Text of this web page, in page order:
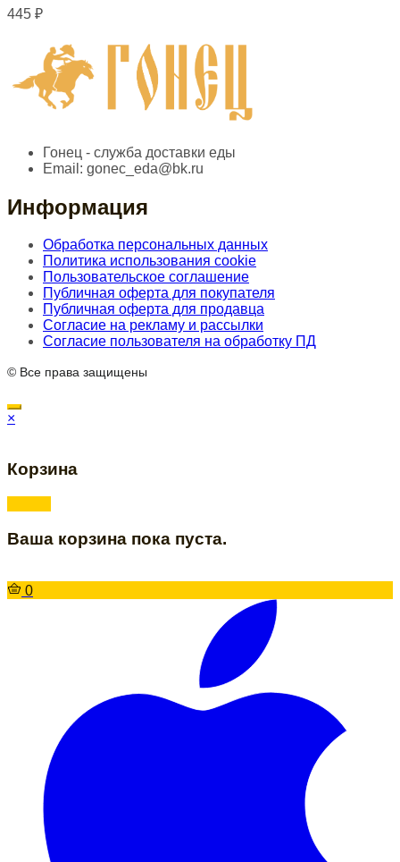
445 ₽
Гонец - служба доставки еды
Email: gonec_eda@bk.ru
Информация
Обработка персональных данных
Политика использования cookie
Пользовательское соглашение
Публичная оферта для покупателя
Публичная оферта для продавца
Согласие на рекламу и рассылки
Согласие пользователя на обработку ПД
© Все права защищены
×
Корзина
Ваша корзина пока пуста.
0